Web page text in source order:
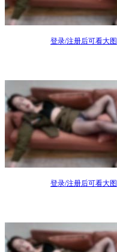
登录/注册后可看大图
登录/注册后可看大图